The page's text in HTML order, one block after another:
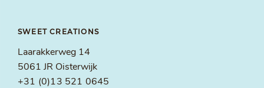
SWEET CREATIONS
Laarakkerweg 14
5061 JR Oisterwijk
+31 (0)13 521 0645